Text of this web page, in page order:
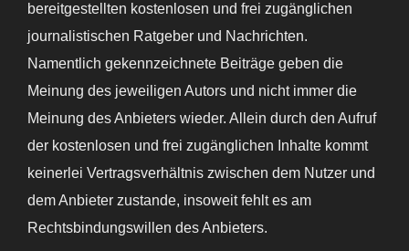
bereitgestellten kostenlosen und frei zugänglichen
journalistischen Ratgeber und Nachrichten.
Namentlich gekennzeichnete Beiträge geben die
Meinung des jeweiligen Autors und nicht immer die
Meinung des Anbieters wieder. Allein durch den Aufruf
der kostenlosen und frei zugänglichen Inhalte kommt
keinerlei Vertragsverhältnis zwischen dem Nutzer und
dem Anbieter zustande, insoweit fehlt es am
Rechtsbindungswillen des Anbieters.